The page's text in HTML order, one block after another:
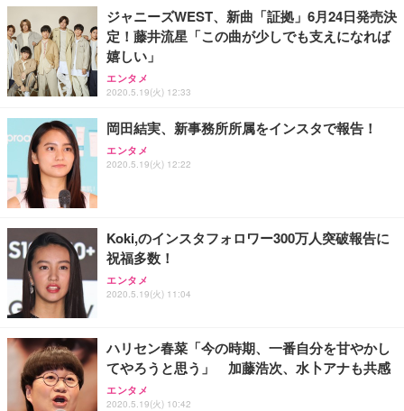
ジャニーズWEST、新曲「証拠」6月24日発売決
定！藤井流星「この曲が少しでも支えになれば
嬉しい」
エンタメ
2020.5.19(火) 12:33
岡田結実、新事務所所属をインスタで報告！
エンタメ
2020.5.19(火) 12:22
Koki,のインスタフォロワー300万人突破報告に
祝福多数！
エンタメ
2020.5.19(火) 11:04
ハリセン春菜「今の時期、一番自分を甘やかし
てやろうと思う」 加藤浩次、水卜アナも共感
エンタメ
2020.5.19(火) 10:42